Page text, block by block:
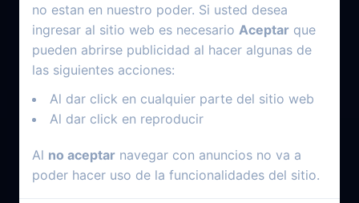
Nosferatu Halloween
no estan en nuestro poder. Si usted desea
ingresar al sitio web es necesario Aceptar que
pueden abrirse publicidad al hacer algunas de
las siguientes acciones:
Al dar click en cualquier parte del sitio web
Al dar click en reproducir
Al no aceptar navegar con anuncios no va a
poder hacer uso de la funcionalidades del sitio.